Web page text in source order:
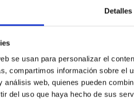
Detalles
se usan para personalizar el
compartimos información sobre el
análisis web, quienes pueden
del uso que haya hecho de sus